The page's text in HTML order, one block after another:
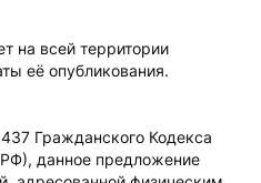
на всей территории
её опубликования.
437 Гражданского Кодекса
данное предложение